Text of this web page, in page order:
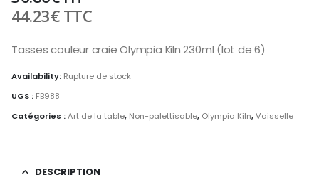
44.23€TTC
Tasses couleur craie Olympia Kiln 230ml (lot de 6)
Availability: Rupture de stock
UGS : FB988
Catégories :Art de la table, Non-palettisable, Olympia Kiln,Vaisselle
DESCRIPTION